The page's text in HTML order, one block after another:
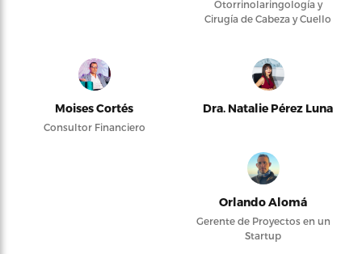
Otorrinolaringología y
Cirugía de Cabeza y Cuello
Moises Cortés
Consultor Financiero
Dra. Natalie Pérez Luna
Orlando Alomá
Gerente de Proyectos en un
Startup